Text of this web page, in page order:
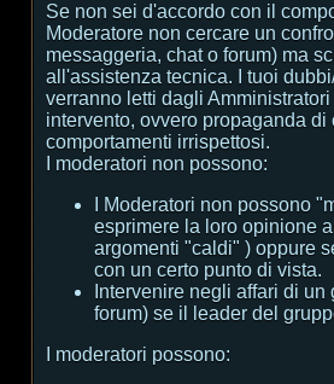
Se non sei d'accordo con il
Moderatore non cercare un
messaggeria, chat o forum) ma
all'assistenza tecnica. I tuoi
verranno letti dagli
intervento, ovvero propaganda di
comportamenti irrispettosi.
I moderatori non possono:
I Moderatori non possono
esprimere la loro opinione
argomenti "caldi" ) oppure
con un certo punto di vista.
Intervenire negli affari di un
forum) se il leader del
I moderatori possono: